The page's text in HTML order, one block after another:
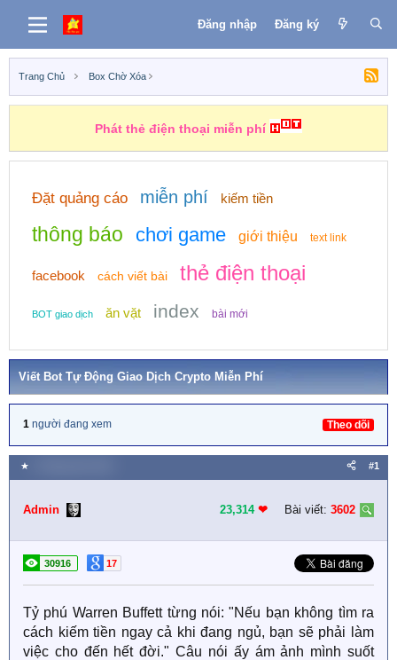
Đăng nhập Đăng ký
Trang Chủ Box Chờ Xóa
Phát thẻ điện thoại miễn phí
Đặt quảng cáo miễn phí kiếm tiền
thông báo chơi game giới thiệu text link
facebook cách viết bài thẻ điện thoại
BOT giao dịch ăn vặt index bài mới
Viết Bot Tự Động Giao Dịch Crypto Miễn Phí
1 người đang xem Theo dõi
★ #1
Admin 23,314 ❤︎ Bài viết: 3602
30916 17
Tỷ phú Warren Buffett từng nói: "Nếu bạn không tìm ra
cách kiếm tiền ngay cả khi đang ngủ, bạn sẽ phải làm
việc cho đến hết đời." Câu nói ấy ám ảnh mình suốt